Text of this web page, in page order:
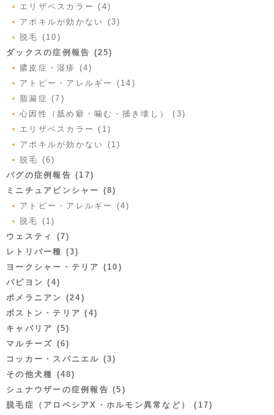
エリザベスカラー (4)
アポキルが効かない (3)
脱毛 (10)
ダックスの症例報告 (25)
膿皮症・湿疹 (4)
アトピー・アレルギー (14)
脂漏症 (7)
心因性（舐め癖・噛む・掻き壊し） (3)
エリザベスカラー (1)
アポキルが効かない (1)
脱毛 (6)
パグの症例報告 (17)
ミニチュアピンシャー (8)
アトピー・アレルギー (4)
脱毛 (1)
ウェスティ (7)
レトリバー種 (3)
ヨークシャー・テリア (10)
パピヨン (4)
ポメラニアン (24)
ボストン・テリア (4)
キャバリア (5)
マルチーズ (6)
コッカー・スパニエル (3)
その他犬種 (48)
シュナウザーの症例報告 (5)
脱毛症（アロペシアX・ホルモン異常など） (17)